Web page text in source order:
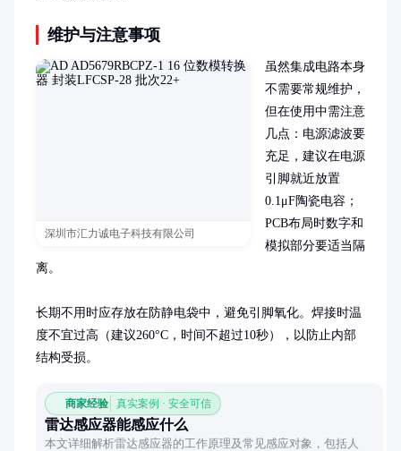
维护与注意事项
深圳市汇力诚电子科技有限公司
虽然集成电路本身
不需要常规维护，
但在使用中需注意
几点：电源滤波要
充足，建议在电源
引脚就近放置
0.1μF陶瓷电容；
PCB布局时数字和
模拟部分要适当隔
离。
长期不用时应存放在防静电袋中，避免引脚氧化。焊接时温
度不宜过高（建议260°C，时间不超过10秒），以防止内部
结构受损。
商家经验 真实案例 · 安全可信
雷达感应器能感应什么
本文详细解析雷达感应器的工作原理及常见感应对象，包括人